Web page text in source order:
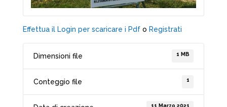
Effettua il Login per scaricare i Pdfo Registrati
Dimensioni file 1 MB
Conteggio file 1
11 Marzo 2021